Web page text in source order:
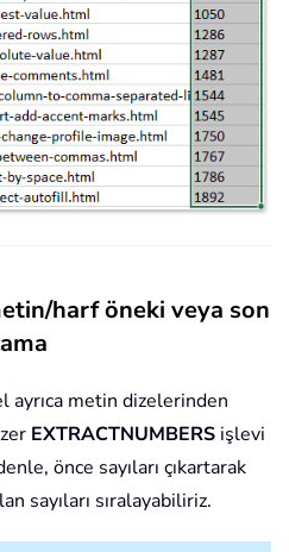
harf öneki veya son
ayrıca metin dizelerinden
EXTRACTNUMBERS işlevi
önce sayıları çıkartarak
sayıları sıralayabiliriz.